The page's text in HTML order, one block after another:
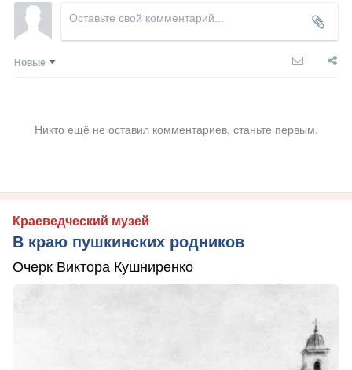
Новые
Никто ещё не оставил комментариев, станьте первым.
Краеведческий музей
В краю пушкинских родников
Очерк Виктора Кушниренко